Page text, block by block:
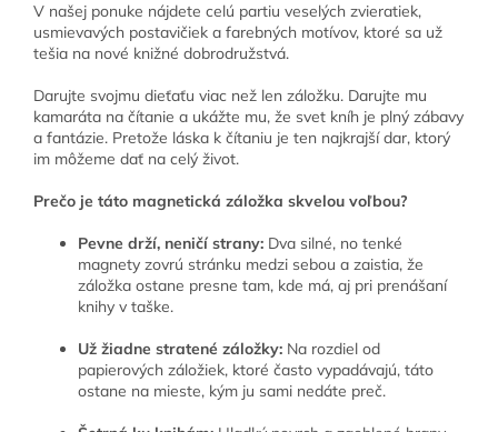
V našej ponuke nájdete celú partiu veselých zvieratiek,
usmievavých postavičiek a farebných motívov, ktoré sa už
tešia na nové knižné dobrodružstvá.
Darujte svojmu dieťaťu viac než len záložku. Darujte mu
kamaráta na čítanie a ukážte mu, že svet kníh je plný zábavy
a fantázie. Pretože láska k čítaniu je ten najkrajší dar, ktorý
im môžeme dať na celý život.
Prečo je táto magnetická záložka skvelou voľbou?
Pevne drží, neničí strany: Dva silné, no tenké
magnety zovrú stránku medzi sebou a zaistia, že
záložka ostane presne tam, kde má, aj pri prenášaní
knihy v taške.
Už žiadne stratené záložky: Na rozdiel od
papierových záložiek, ktoré často vypadávajú, táto
ostane na mieste, kým ju sami nedáte preč.